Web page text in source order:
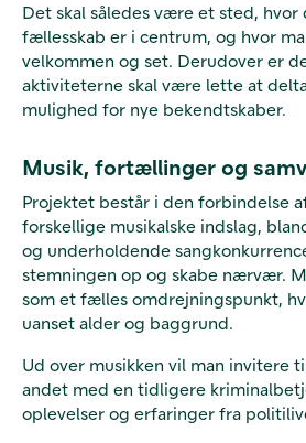
Det skal således være et sted, hvor
fællesskab er i centrum, og hvor
velkommen og set. Derudover er
aktiviteterne skal være lette at
mulighed for nye bekendtskaber.
Musik, fortællinger og
Projektet består i den forbindelse
forskellige musikalske indslag,
og underholdende
stemningen op og skabe nærvær.
som et fælles omdrejningspunkt,
uanset alder og baggrund.
Ud over musikken vil man invitere
andet med en tidligere
oplevelser og erfaringer fra